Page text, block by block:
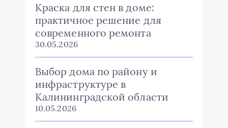
Краска для стен в доме:
практичное решение для
современного ремонта
30.05.2026
Выбор дома по району и
инфраструктуре в
Калининградской области
10.05.2026